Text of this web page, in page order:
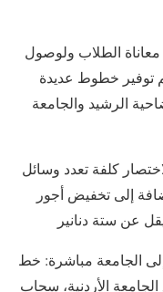
الطلاب ولوصول
توفير خطوط عديدة
الرشيد والجامعة
كلفة تعدد وسائل
إلى تخفيض أجور
عن ستة دنانير
الجامعة مباشرة: خط
الجامعة الأردنية، سحاب